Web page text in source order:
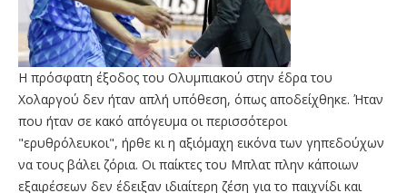
Η πρόσφατη έξοδος του Ολυμπιακού στην έδρα του
Χολαργού δεν ήταν απλή υπόθεση, όπως αποδείχθηκε. Ήταν
που ήταν σε κακό απόγευμα οι περισσότεροι
"ερυθρόλευκοι", ήρθε κι η αξιόμαχη εικόνα των γηπεδούχων
να τους βάλει ζόρια. Οι παίκτες του Μπλατ πλην κάποιων
εξαιρέσεων δεν έδειξαν ιδιαίτερη ζέση για το παιχνίδι και